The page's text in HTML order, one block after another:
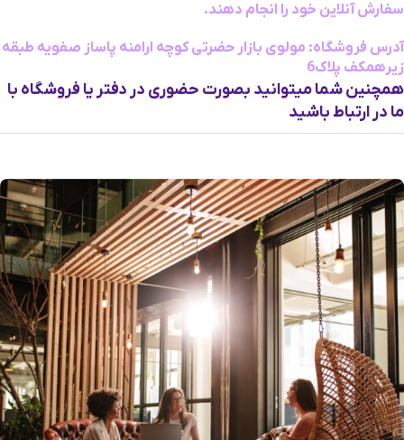
سفارش آنلاین خود را انجام دهند.
آدرس فروشگاه: مولوی بازار حضرتی کوچه ارامنه پاساز صفویه طبقه
زیرهمکف پلاک6
همچنین شما میتوانید بصورت حضوری در دفتر یا فروشگاه با
ما در ارتباط باشید